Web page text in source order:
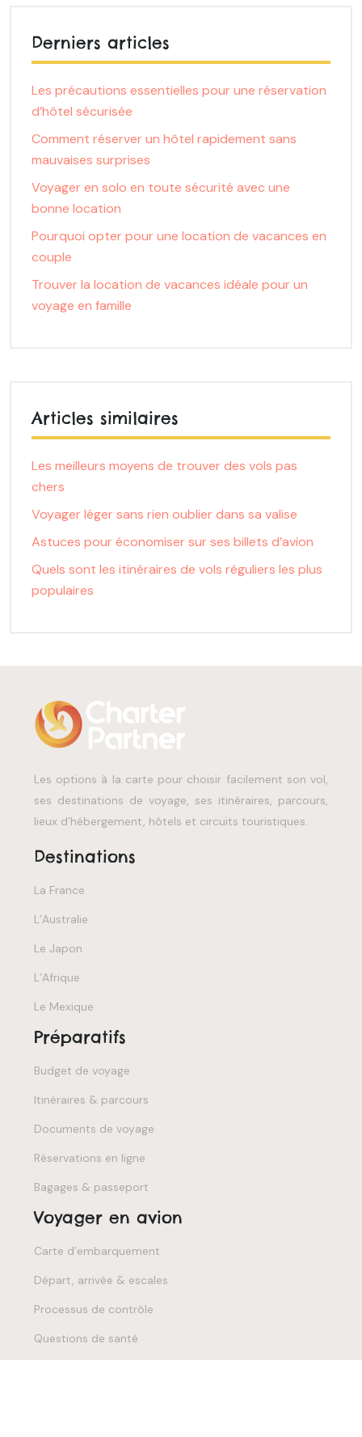
Derniers articles
Les précautions essentielles pour une réservation
d’hôtel sécurisée
Comment réserver un hôtel rapidement sans
mauvaises surprises
Voyager en solo en toute sécurité avec une
bonne location
Pourquoi opter pour une location de vacances en
couple
Trouver la location de vacances idéale pour un
voyage en famille
Articles similaires
Les meilleurs moyens de trouver des vols pas
chers
Voyager léger sans rien oublier dans sa valise
Astuces pour économiser sur ses billets d’avion
Quels sont les itinéraires de vols réguliers les plus
populaires
Les options à la carte pour choisir facilement son vol,
ses destinations de voyage, ses itinéraires, parcours,
lieux d’hébergement, hôtels et circuits touristiques.
Destinations
La France
L’Australie
Le Japon
L’Afrique
Le Mexique
Préparatifs
Budget de voyage
Itinéraires & parcours
Documents de voyage
Réservations en ligne
Bagages & passeport
Voyager en avion
Carte d’embarquement
Départ, arrivée & escales
Processus de contrôle
Questions de santé